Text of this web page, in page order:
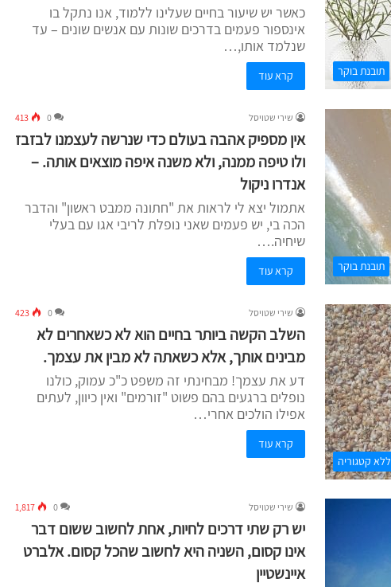
תובנת בוקר
כאשר יש שיעור בחיים שעלינו ללמוד, אנו נתקל בו
אינספור פעמים בדרכים שונות עם אנשים שונים – עד
שנלמד אותו,…
קרא עוד
תובנת בוקר
שירי שטויסל 0
413
אין מספיק אהבה בעולם כדי שנרשה לעצמנו לבזבז
ולו טיפה ממנה, ולא משנה איפה מוצאים אותה. –
אנדרו ניקול
אתמול יצא לי לראות את "חתונה ממבט ראשון" והדבר
הכה בי, יש פעמים שאני נופלת לריבי אגו עם בעלי
שיחיה.…
קרא עוד
ללא קטגוריה
שירי שטויסל 0
423
השלב הקשה ביותר בחיים הוא לא כשאחרים לא
מבינים אותך, אלא כשאתה לא מבין את עצמך.
דע את עצמך! מבחינתי זה משפט כ"כ עמוק, כולנו
נופלים ברגעים בהם פשוט "זורמים" ואין כיוון, לעתים
אפילו הולכים אחרי…
קרא עוד
שירי שטויסל 0
1,817
יש רק שתי דרכים לחיות, אחת לחשוב ששום דבר
אינו קסום, השניה היא לחשוב שהכל קסום. אלברט
איינשטיין